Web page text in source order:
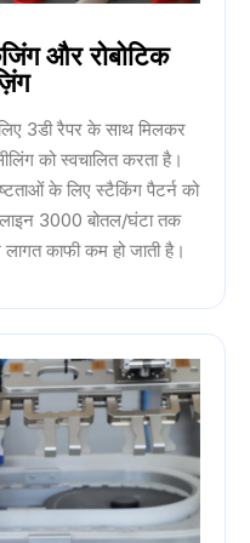
और रोबोटिक
3डी रैपर के साथ मिलकर
को स्वचालित करता है।
के लिए स्टैकिंग पैटर्न को
3000 बोतल/घंटा तक
काफी कम हो जाती है।